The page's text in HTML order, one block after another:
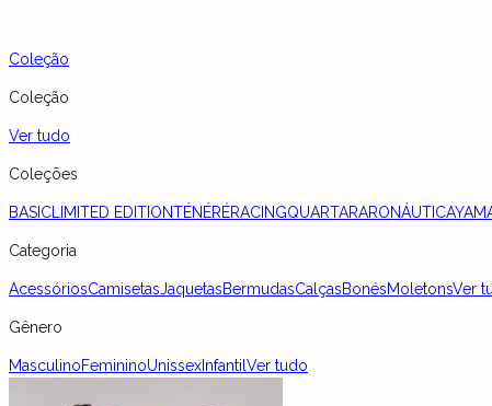
Coleção
Coleção
Ver tudo
Coleções
BASIC LIMITED EDITIONTÉNÉRÉRACINGQUARTARARONÁUTICA
Categoria
AcessóriosCamisetasJaquetasBermudasCalçasBonésMoletonsVer
Gênero
MasculinoFemininoUnissex Infantil Ver tudo